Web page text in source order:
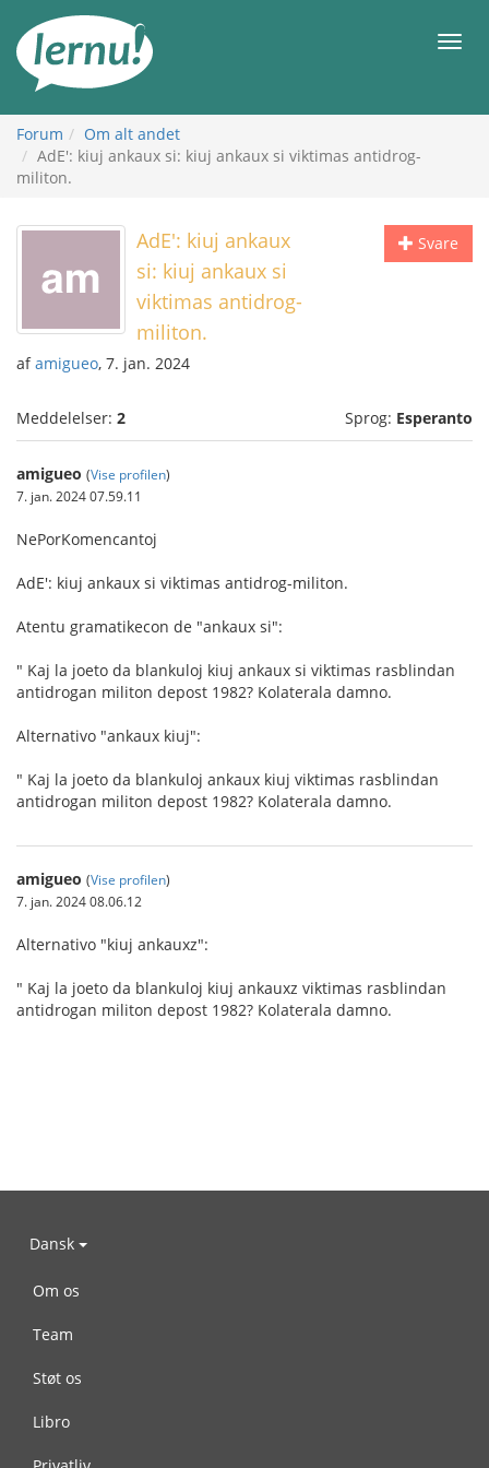
indholdet
Forum
Om alt andet
AdE': kiuj ankaux si: kiuj ankaux si viktimas antidrog-
militon.
Svare
AdE': kiuj ankaux
si: kiuj ankaux si
viktimas antidrog-
militon.
afamigueo, 7. jan. 2024
Meddelelser: 2 Sprog: Esperanto
amigueo (Vise profilen)
7. jan. 2024 07.59.11
NePorKomencantoj
AdE': kiuj ankaux si viktimas antidrog-militon.
Atentu gramatikecon de "ankaux si":
" Kaj la joeto da blankuloj kiuj ankaux si viktimas rasblindan
antidrogan militon depost 1982? Kolaterala damno.
Alternativo "ankaux kiuj":
" Kaj la joeto da blankuloj ankaux kiuj viktimas rasblindan
antidrogan militon depost 1982? Kolaterala damno.
amigueo (Vise profilen)
7. jan. 2024 08.06.12
Alternativo "kiuj ankauxz":
" Kaj la joeto da blankuloj kiuj ankauxz viktimas rasblindan
antidrogan militon depost 1982? Kolaterala damno.
Dansk
Om os
Team
Støt os
Libro